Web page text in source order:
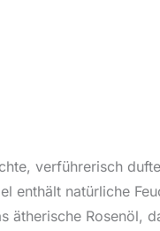
verführerisch
enthält natürliche
ätherische